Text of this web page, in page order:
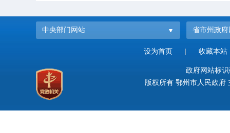
中央部门网站 省市州政府
设为首页 收藏本站
政府网站标
版权所有 鄂州市人民政府